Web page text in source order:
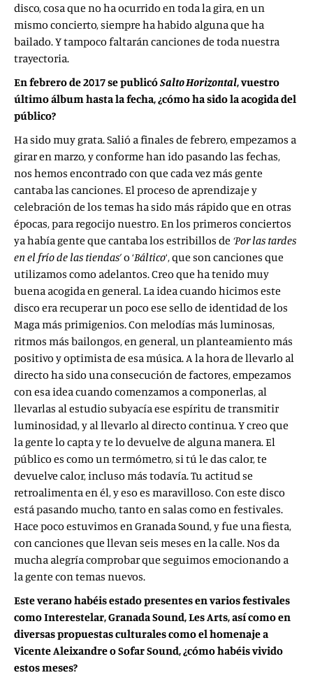
disco, cosa que no ha ocurrido en toda la gira, en un
mismo concierto, siempre ha habido alguna que ha
bailado. Y tampoco faltarán canciones de toda nuestra
trayectoria.
En febrero de 2017 se publicóSalto Horizontal, vuestro
último álbum hasta la fecha, ¿cómo ha sido la acogida del
público?
Ha sido muy grata. Salió a finales de febrero, empezamos a
girar en marzo, y conforme han ido pasando las fechas,
nos hemos encontrado con que cada vez más gente
cantaba las canciones. El proceso de aprendizaje y
celebración de los temas ha sido más rápido que en otras
épocas, para regocijo nuestro. En los primeros conciertos
ya había gente que cantaba los estribillos de ‘Por las tardes
en el frío de las tiendas’o ‘Báltico‘, que son canciones que
utilizamos como adelantos. Creo que ha tenido muy
buena acogida en general. La idea cuando hicimos este
disco era recuperar un poco ese sello de identidad de los
Maga más primigenios. Con melodías más luminosas,
ritmos más bailongos, en general, un planteamiento más
positivo y optimista de esa música. A la hora de llevarlo al
directo ha sido una consecución de factores, empezamos
con esa idea cuando comenzamos a componerlas, al
llevarlas al estudio subyacía ese espíritu de transmitir
luminosidad, y al llevarlo al directo continua. Y creo que
la gente lo capta y te lo devuelve de alguna manera. El
público es como un termómetro, si tú le das calor, te
devuelve calor, incluso más todavía. Tu actitud se
retroalimenta en él, y eso es maravilloso. Con este disco
está pasando mucho, tanto en salas como en festivales.
Hace poco estuvimos en Granada Sound, y fue una fiesta,
con canciones que llevan seis meses en la calle. Nos da
mucha alegría comprobar que seguimos emocionando a
la gente con temas nuevos.
Este verano habéis estado presentes en varios festivales
como Interestelar, Granada Sound, Les Arts, así como en
diversas propuestas culturales como el homenaje a
Vicente Aleixandre o Sofar Sound, ¿cómo habéis vivido
estos meses?